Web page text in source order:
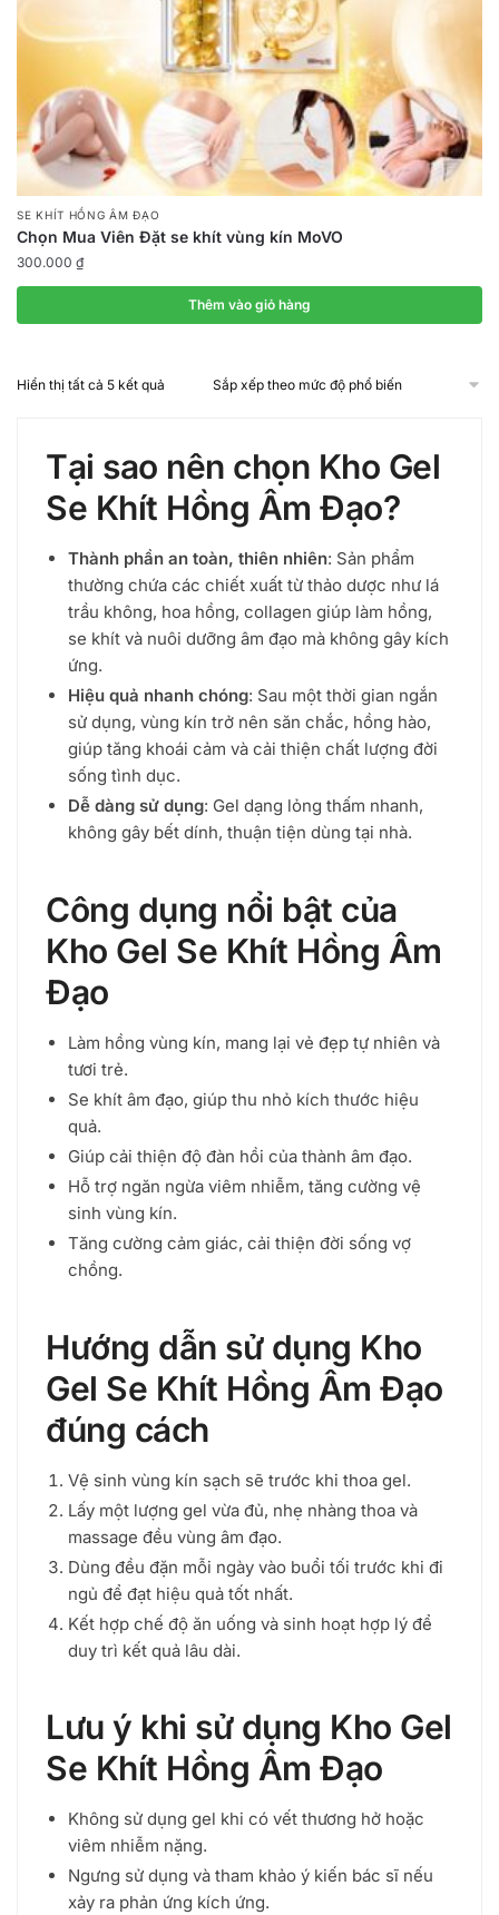
SE KHÍT HỒNG ÂM ĐẠO
Chọn Mua Viên Đặt se khít vùng kín MoVO
300.000 ₫
Thêm vào giỏ hàng
Hiển thị tất cả 5 kết quả
mức
phổ
Tại sao nên chọn Kho Gel
Se Khít Hồng Âm Đạo?
Thành phần an toàn, thiên nhiên: Sản phẩm
thường chứa các chiết xuất từ thảo dược như lá
trầu không, hoa hồng, collagen giúp làm hồng,
se khít và nuôi dưỡng âm đạo mà không gây kích
ứng.
Hiệu quả nhanh chóng: Sau một thời gian ngắn
sử dụng, vùng kín trở nên săn chắc, hồng hào,
giúp tăng khoái cảm và cải thiện chất lượng đời
sống tình dục.
Dễ dàng sử dụng: Gel dạng lỏng thấm nhanh,
không gây bết dính, thuận tiện dùng tại nhà.
Công dụng nổi bật của
Kho Gel Se Khít Hồng Âm
Đạo
Làm hồng vùng kín, mang lại vẻ đẹp tự nhiên và
tươi trẻ.
Se khít âm đạo, giúp thu nhỏ kích thước hiệu
quả.
Giúp cải thiện độ đàn hồi của thành âm đạo.
Hỗ trợ ngăn ngừa viêm nhiễm, tăng cường vệ
sinh vùng kín.
Tăng cường cảm giác, cải thiện đời sống vợ
chồng.
Hướng dẫn sử dụng Kho
Gel Se Khít Hồng Âm Đạo
đúng cách
Vệ sinh vùng kín sạch sẽ trước khi thoa gel.
Lấy một lượng gel vừa đủ, nhẹ nhàng thoa và
massage đều vùng âm đạo.
Dùng đều đặn mỗi ngày vào buổi tối trước khi đi
ngủ để đạt hiệu quả tốt nhất.
Kết hợp chế độ ăn uống và sinh hoạt hợp lý để
duy trì kết quả lâu dài.
Lưu ý khi sử dụng Kho Gel
Se Khít Hồng Âm Đạo
Không sử dụng gel khi có vết thương hở hoặc
viêm nhiễm nặng.
Ngưng sử dụng và tham khảo ý kiến bác sĩ nếu
xảy ra phản ứng kích ứng.